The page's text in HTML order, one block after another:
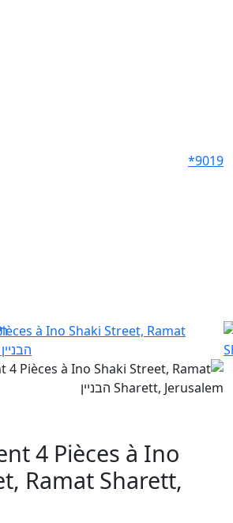
*9019
4 Pièces à Ino
Ramat Sharett,